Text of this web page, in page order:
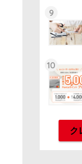
9
10
ク